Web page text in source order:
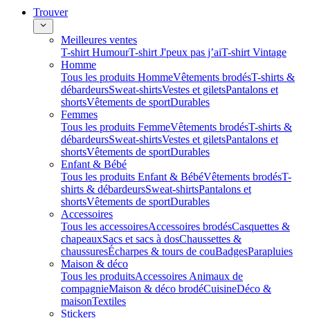
Trouver
Meilleures ventes
T-shirt HumourT-shirt J'peux pas j’aiT-shirt Vintage
Homme
Tous les produits HommeVêtements brodésT-shirts &
débardeursSweat-shirtsVestes et giletsPantalons et
shortsVêtements de sportDurables
Femmes
Tous les produits FemmeVêtements brodésT-shirts &
débardeursSweat-shirtsVestes et giletsPantalons et
shortsVêtements de sportDurables
Enfant & Bébé
Tous les produits Enfant & BébéVêtements brodésT-
shirts & débardeursSweat-shirtsPantalons et
shortsVêtements de sportDurables
Accessoires
Tous les accessoiresAccessoires brodésCasquettes &
chapeauxSacs et sacs à dosChaussettes &
chaussuresÉcharpes & tours de couBadgesParapluies
Maison & déco
Tous les produitsAccessoires Animaux de
compagnieMaison & déco brodéCuisineDéco &
maisonTextiles
Stickers